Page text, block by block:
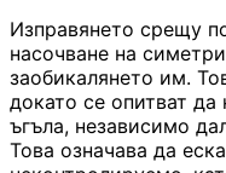
Изправянето срещу
насочване на
заобикалянето им.
докато се опитват
ъгъла, независимо
Това означава да